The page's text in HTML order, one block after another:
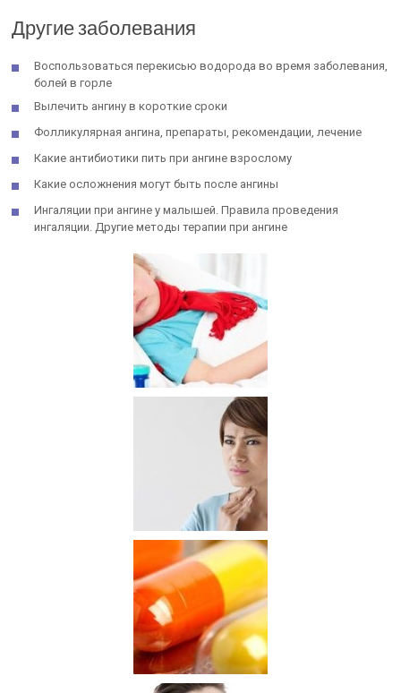
Другие заболевания
Воспользоваться перекисью водорода во время заболевания,
болей в горле
Вылечить ангину в короткие сроки
Фолликулярная ангина, препараты, рекомендации, лечение
Какие антибиотики пить при ангине взрослому
Какие осложнения могут быть после ангины
Ингаляции при ангине у малышей. Правила проведения
ингаляции. Другие методы терапии при ангине